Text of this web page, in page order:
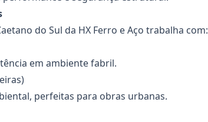
do Sul da HX Ferro e Aço trabalha com:
em ambiente fabril.
perfeitas para obras urbanas.